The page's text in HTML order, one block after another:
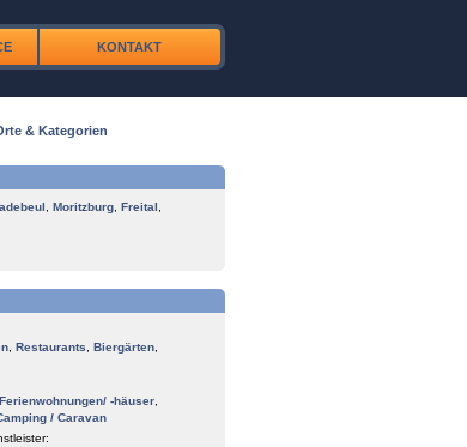
KONTAKT
& Kategorien
Moritzburg Freital
Restaurants Biergärten
Ferienwohnungen/ -häuser
/ Caravan